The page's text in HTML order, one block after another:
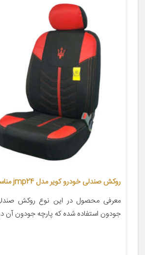
روکش صندلی خودرو کویر مدل jmp24 مناسب برای پژو 207
معرفی محصول در این نوع روکش
جودون استفاده شده که پارچه جودون